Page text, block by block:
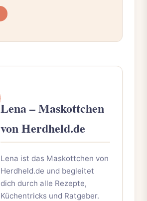
Lena – Maskottchen
von Herdheld.de
Lena ist das Maskottchen von
Herdheld.de und begleitet
dich durch alle Rezepte,
Küchentricks und Ratgeber.